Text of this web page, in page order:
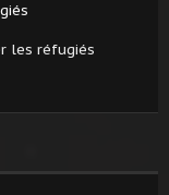
les réfugiés